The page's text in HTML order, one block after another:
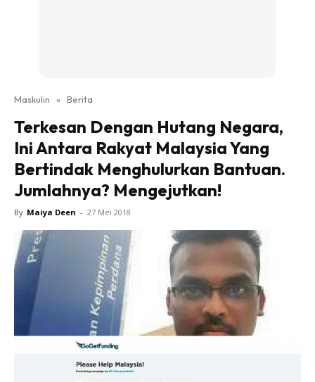
Maskulin » Berita
Terkesan Dengan Hutang Negara,
Ini Antara Rakyat Malaysia Yang
Bertindak Menghulurkan Bantuan.
Jumlahnya? Mengejutkan!
By Maiya Deen - 27 Mei 2018